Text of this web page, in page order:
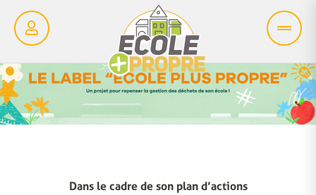
Dans le cadre de son plan d’actions